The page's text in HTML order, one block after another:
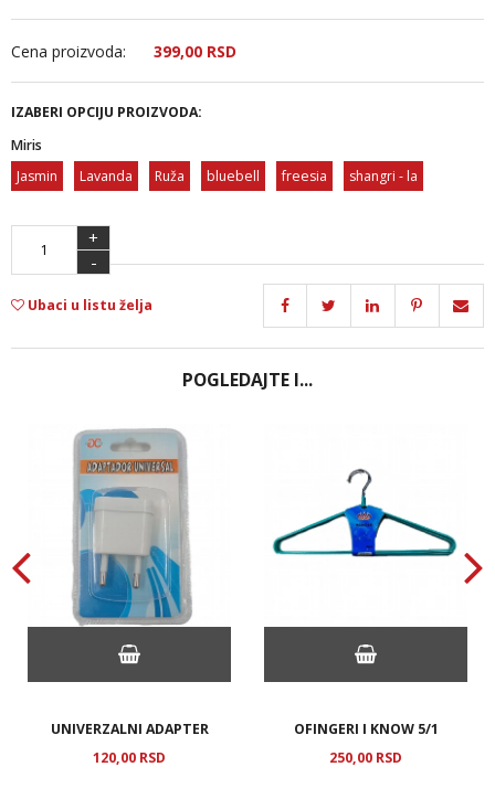
Cena proizvoda: 399,00 RSD
IZABERI OPCIJU PROIZVODA:
Miris
Jasmin
Lavanda Ruža bluebell freesia shangri - la
+
-
Ubaci u listu želja
POGLEDAJTE I...
UNIVERZALNI ADAPTER
120,00 RSD
OFINGERI I KNOW 5/1
250,00 RSD